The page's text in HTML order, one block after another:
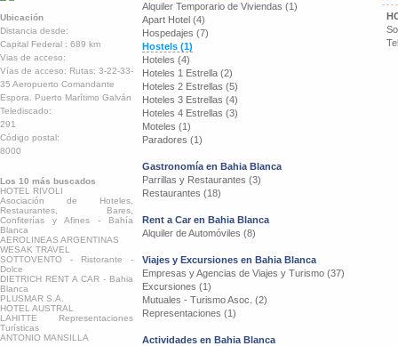
Ubicación
Distancia desde:
Capital Federal : 689 km
Vias de acceso:
Vías de acceso: Rutas: 3-22-33-
35 Aeropuerto Comandante
Espora. Puerto Marítimo Galván
Telediscado:
291
Código postal:
8000
Los 10 más buscados
HOTEL RIVOLI
Asociación de Hoteles,
Restaurantes, Bares,
Confiterías y Afines - Bahía
Blanca
AEROLINEAS ARGENTINAS
WESAK TRAVEL
SOTTOVENTO - Ristorante -
Dolce
DIETRICH RENT A CAR - Bahia
Blanca
PLUSMAR S.A.
HOTEL AUSTRAL
LAHITTE Representaciones
Turísticas
ANTONIO MANSILLA
Alquiler Temporario de Viviendas (1)
Apart Hotel (4)
Hospedajes (7)
Hostels (1)
Hoteles (4)
Hoteles 1 Estrella (2)
Hoteles 2 Estrellas (5)
Hoteles 3 Estrellas (4)
Hoteles 4 Estrellas (3)
Moteles (1)
Paradores (1)
Gastronomía en Bahia Blanca
Parrillas y Restaurantes (3)
Restaurantes (18)
Rent a Car en Bahia Blanca
Alquiler de Automóviles (8)
Viajes y Excursiones en Bahia Blanca
Empresas y Agencias de Viajes y Turismo (37)
Excursiones (1)
Mutuales - Turismo Asoc. (2)
Representaciones (1)
Actividades en Bahia Blanca